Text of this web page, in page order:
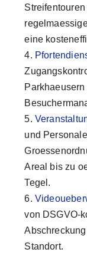
eine
und
Areal bis zu
Tegel.
von DSGVO-
Standort.